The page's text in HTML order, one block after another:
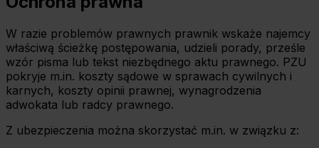
celu
wybierz czarny przycisk znajdujący się w lewym dolnym
rogu na każdej z naszych podstron.
W razie problemów prawnych prawnik wskaże najemcy
właściwą ścieżkę postępowania, udzieli porady, prześle
wzór pisma lub tekst niezbędnego aktu prawnego. PZU
pokryje m.in. koszty sądowe w sprawach cywilnych i
karnych, koszty opinii prawnej, wynagrodzenia
adwokata lub radcy prawnego.
Z ubezpieczenia można skorzystać m.in. w związku z: